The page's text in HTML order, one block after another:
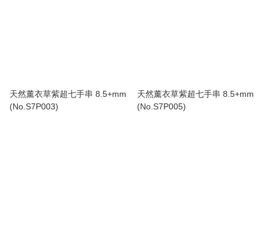
天然薰衣草紫超七手串 8.5+mm
(No.S7P003)
天然薰衣草紫超七手串 8.5+mm
(No.S7P005)